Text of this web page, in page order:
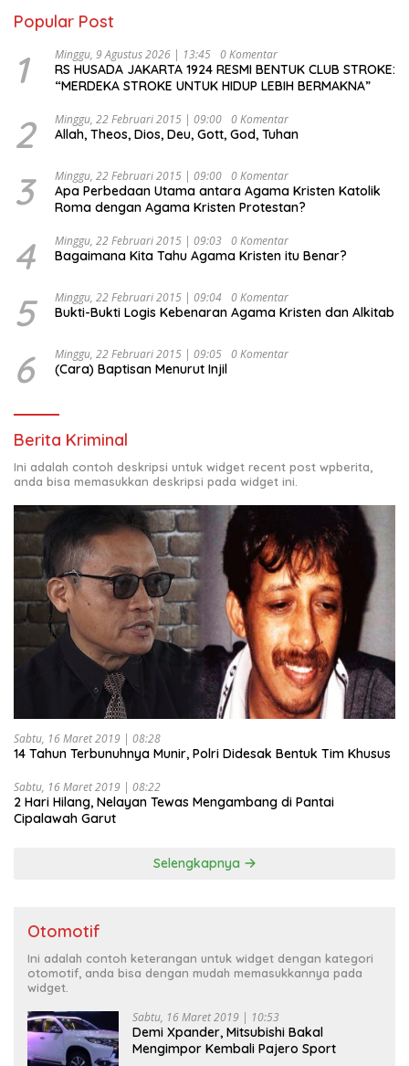
Popular Post
1 Minggu, 9 Agustus 2026 | 13:45 0 Komentar
RS HUSADA JAKARTA 1924 RESMI BENTUK CLUB STROKE:
“MERDEKA STROKE UNTUK HIDUP LEBIH BERMAKNA”
2 Minggu, 22 Februari 2015 | 09:00 0 Komentar
Allah, Theos, Dios, Deu, Gott, God, Tuhan
3 Minggu, 22 Februari 2015 | 09:00 0 Komentar
Apa Perbedaan Utama antara Agama Kristen Katolik
Roma dengan Agama Kristen Protestan?
4 Minggu, 22 Februari 2015 | 09:03 0 Komentar
Bagaimana Kita Tahu Agama Kristen itu Benar?
5 Minggu, 22 Februari 2015 | 09:04 0 Komentar
Bukti-Bukti Logis Kebenaran Agama Kristen dan Alkitab
6 Minggu, 22 Februari 2015 | 09:05 0 Komentar
(Cara) Baptisan Menurut Injil
Berita Kriminal
Ini adalah contoh deskripsi untuk widget recent post wpberita,
anda bisa memasukkan deskripsi pada widget ini.
Sabtu, 16 Maret 2019 | 08:28
14 Tahun Terbunuhnya Munir, Polri Didesak Bentuk Tim Khusus
Sabtu, 16 Maret 2019 | 08:22
2 Hari Hilang, Nelayan Tewas Mengambang di Pantai
Cipalawah Garut
Selengkapnya
Otomotif
Ini adalah contoh keterangan untuk widget dengan kategori
otomotif, anda bisa dengan mudah memasukkannya pada
widget.
Sabtu, 16 Maret 2019 | 10:53
Demi Xpander, Mitsubishi Bakal
Mengimpor Kembali Pajero Sport